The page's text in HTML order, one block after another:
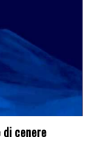
di cenere